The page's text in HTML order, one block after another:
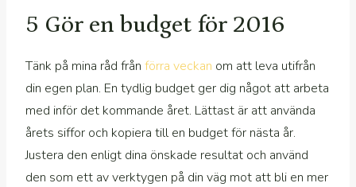
5 Gör en budget för 2016
Tänk på mina råd från förra veckan om att leva utifrån
din egen plan. En tydlig budget ger dig något att arbeta
med inför det kommande året. Lättast är att använda
årets siffor och kopiera till en budget för nästa år.
Justera den enligt dina önskade resultat och använd
den som ett av verktygen på din väg mot att bli en mer